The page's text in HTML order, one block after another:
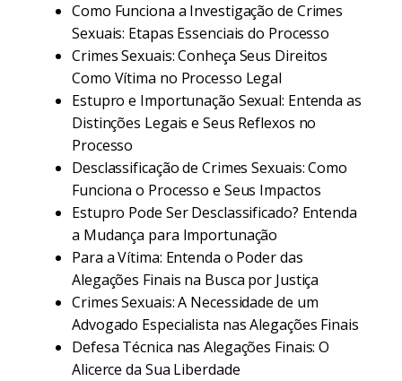
Como Funciona a Investigação de Crimes
Sexuais: Etapas Essenciais do Processo
Crimes Sexuais: Conheça Seus Direitos
Como Vítima no Processo Legal
Estupro e Importunação Sexual: Entenda as
Distinções Legais e Seus Reflexos no
Processo
Desclassificação de Crimes Sexuais: Como
Funciona o Processo e Seus Impactos
Estupro Pode Ser Desclassificado? Entenda
a Mudança para Importunação
Para a Vítima: Entenda o Poder das
Alegações Finais na Busca por Justiça
Crimes Sexuais: A Necessidade de um
Advogado Especialista nas Alegações Finais
Defesa Técnica nas Alegações Finais: O
Alicerce da Sua Liberdade